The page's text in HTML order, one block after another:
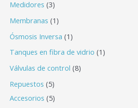
Medidores 3
Membranas 1
Ósmosis Inversa 1
Tanques en fibra de vidrio 1
Válvulas de control 8
Repuestos 5
Accesorios 5